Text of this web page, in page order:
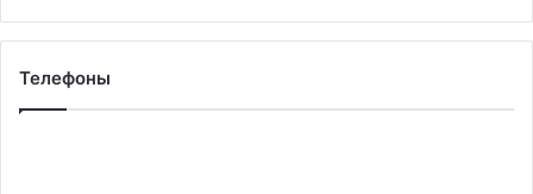
Телефоны